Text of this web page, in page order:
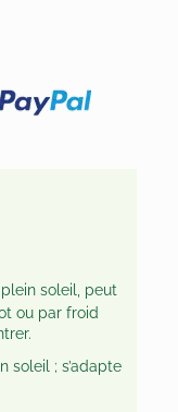
soleil, peut
ou par froid
soleil ; s’adapte